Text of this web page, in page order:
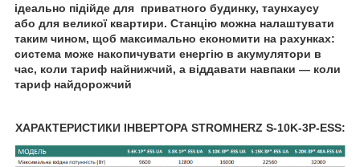
ідеально підійде для приватного будинку, таунхаусу
або для великої квартири. Станцію можна налаштувати
таким чином, щоб максимально економити на рахунках:
система може накопичувати енергію в акумулятори в
час, коли тариф найнижчий, а віддавати навпаки — коли
тариф найдорожчий
ХАРАКТЕРИСТИКИ ІНВЕРТОРА STROMHERZ S-10K-3Р-ESS: